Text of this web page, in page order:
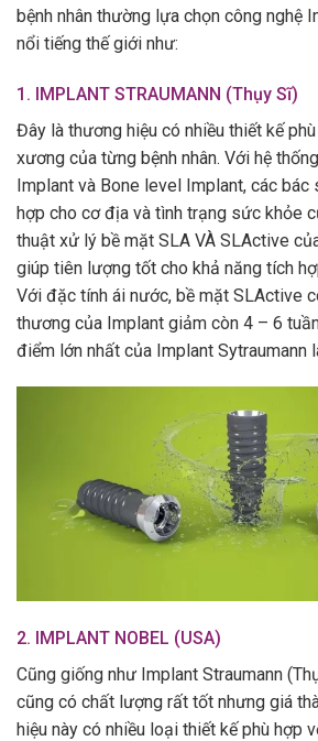
bệnh nhân thường lựa chọn công nghệ
nổi tiếng thế giới như:
1. IMPLANT STRAUMANN (Thụy Sĩ)
Đây là thương hiệu có nhiều thiết kế
xương của từng bệnh nhân. Với hệ
Implant và Bone level Implant, các bác
hợp cho cơ địa và tình trạng sức khỏe
thuật xử lý bề mặt SLA VÀ SLActive
giúp tiên lượng tốt cho khả năng tích
Với đặc tính ái nước, bề mặt SLActive
thương của Implant giảm còn 4 – 6
điểm lớn nhất của Implant Sytraumann
2. IMPLANT NOBEL (USA)
Cũng giống như Implant Straumann
cũng có chất lượng rất tốt nhưng giá
hiệu này có nhiều loại thiết kế phù hợp